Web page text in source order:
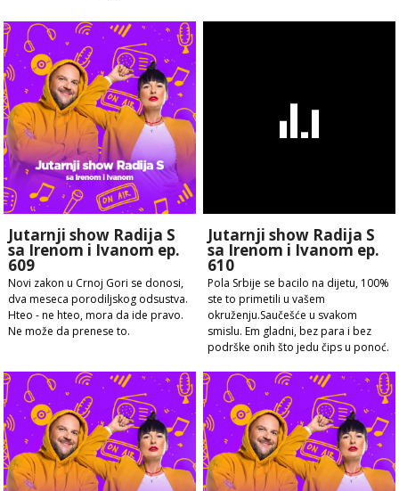
Jutarnji show Radija S
sa Irenom i Ivanom ep.
609
Novi zakon u Crnoj Gori se donosi,
dva meseca porodiljskog odsustva.
Hteo - ne hteo, mora da ide pravo.
Ne može da prenese to.
Jutarnji show Radija S
sa Irenom i Ivanom ep.
610
Pola Srbije se bacilo na dijetu, 100%
ste to primetili u vašem
okruženju.Saučešće u svakom
smislu. Em gladni, bez para i bez
podrške onih što jedu čips u ponoć.